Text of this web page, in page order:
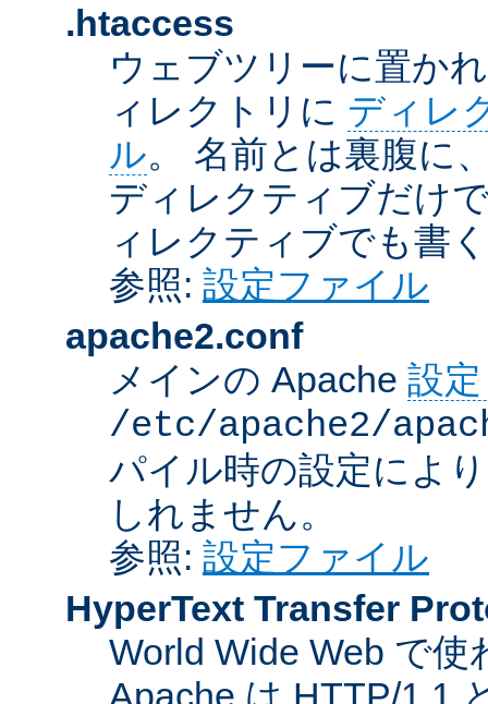
.htaccess
ウェブツリーに置か
ィレクトリに ディレ
ル。 名前とは裏腹に
ディレクティブだけ
ィレクティブでも書
参照: 設定ファイル
apache2.conf
メインの Apache 設
/etc/apache2/
パイル時の設定によ
しれません。
参照: 設定ファイル
HyperText Transfer
World Wide Web で
Apache は HTTP/1.1